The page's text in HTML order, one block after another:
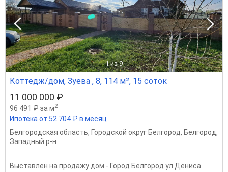
1 из 9
Коттедж/дом, Зуева , 8, 114 м², 15 соток
11 000 000 ₽
96 491 ₽ за м2
Ипотека от 52 704 ₽ в месяц
Белгородская область, Городской округ Белгород, Белгород,
Западный р-н
Выставлен на продажу дом - Город Белгород ул.Дениса